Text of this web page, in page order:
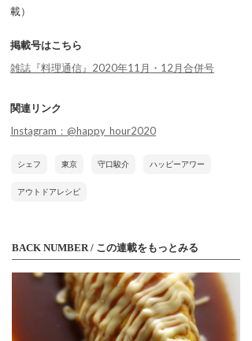
載）
掲載号はこちら
雑誌『料理通信』2020年11月・12月合併号
関連リンク
Instagram：@happy_hour2020
シェフ 東京 守口駿介 ハッピーアワー
アウトドアレシピ
BACK NUMBER / この連載をもっとみる